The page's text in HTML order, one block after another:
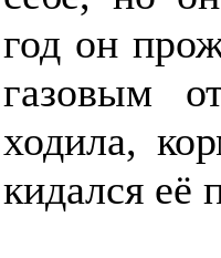
год он
газовым
ходила,
кидался её